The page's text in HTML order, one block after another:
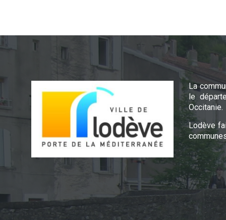
La
le
Occitanie.
Lodève